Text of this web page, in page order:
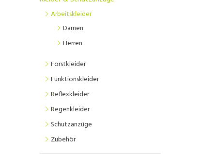
Arbeitskleider
Damen
Herren
Forstkleider
Funktionskleider
Reflexkleider
Regenkleider
Schutzanzüge
Zubehör